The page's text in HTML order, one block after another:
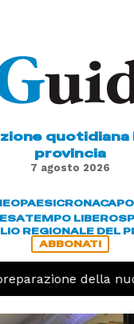
quotidiana
provincia
7 agosto 2026
PAESICRONACA
TEMPO LIBERO
REGIONALE DEL
ABBONATI
della